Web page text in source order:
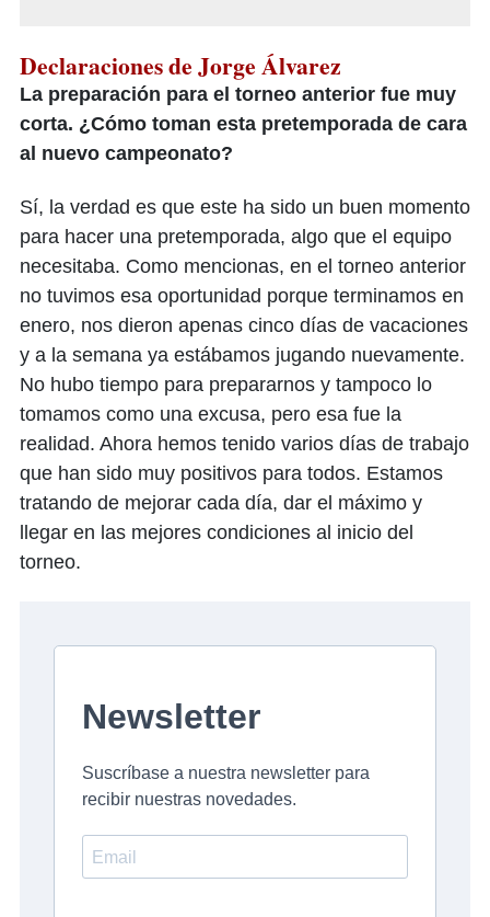
Declaraciones de Jorge Álvarez
La preparación para el torneo anterior fue muy
corta. ¿Cómo toman esta pretemporada de cara
al nuevo campeonato?
Sí, la verdad es que este ha sido un buen momento
para hacer una pretemporada, algo que el equipo
necesitaba. Como mencionas, en el torneo anterior
no tuvimos esa oportunidad porque terminamos en
enero, nos dieron apenas cinco días de vacaciones
y a la semana ya estábamos jugando nuevamente.
No hubo tiempo para prepararnos y tampoco lo
tomamos como una excusa, pero esa fue la
realidad. Ahora hemos tenido varios días de trabajo
que han sido muy positivos para todos. Estamos
tratando de mejorar cada día, dar el máximo y
llegar en las mejores condiciones al inicio del
torneo.